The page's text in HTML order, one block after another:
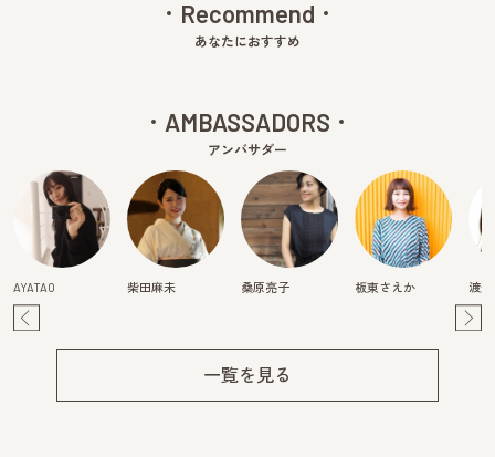
Recommend
あなたにおすすめ
AMBASSADORS
アンバサダー
AYATAO 柴田麻未 桑原亮子 板東さえか 渡
一覧を見る